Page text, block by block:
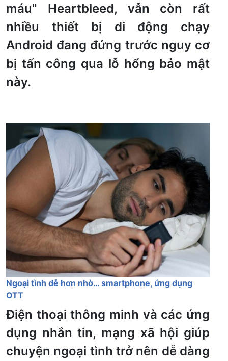
máu" Heartbleed, vẫn còn rất
nhiều thiết bị di động chạy
Android đang đứng trước nguy cơ
bị tấn công qua lỗ hổng bảo mật
này.
Ngoại tình dễ hơn nhờ… smartphone, ứng dụng
OTT
Điện thoại thông minh và các ứng
dụng nhắn tin, mạng xã hội giúp
chuyện ngoại tình trở nên dễ dàng